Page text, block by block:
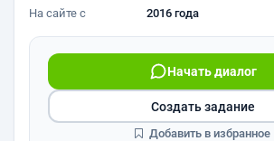
На сайте с
2016 года
Начать диалог
Создать задание
Добавить в избранное